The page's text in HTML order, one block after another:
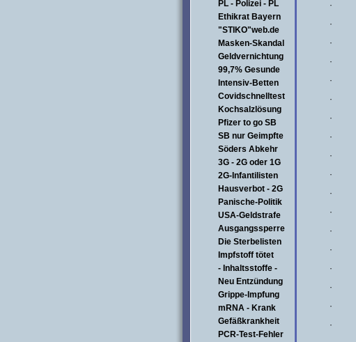
PL - Polizei - PL
Ethikrat Bayern
"STIKO"web.de
Masken-Skandal
Geldvernichtung
99,7% Gesunde
Intensiv-Betten
Covidschnelltest
Kochsalzlösung
Pfizer to go SB
SB nur Geimpfte
Söders Abkehr
3G - 2G oder 1G
2G-Infantilisten
Hausverbot - 2G
Panische-Politik
USA-Geldstrafe
Ausgangssperre
Die Sterbelisten
Impfstoff tötet
- Inhaltsstoffe -
Neu Entzündung
Grippe-Impfung
mRNA - Krank
Gefäßkrankheit
PCR-Test-Fehler
·
·
·
·
·
·
·
·
·
·
·
·
·
·
·
·
·
·